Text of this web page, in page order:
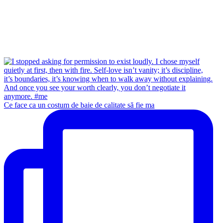
Ce face ca un costum de baie de calitate să fie ma